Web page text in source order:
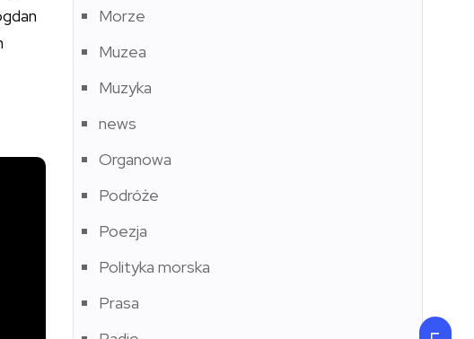
Morze
Muzea
Muzyka
news
Organowa
Podróże
Poezja
Polityka morska
Prasa